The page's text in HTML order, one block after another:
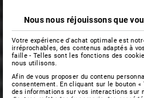
Nous nous réjouissons que
Votre expérience d'achat optimale est
irréprochables, des contenus adaptés à
faille - Telles sont les fonctions des
nous utilisons.
Afin de vous proposer du contenu
consentement. En cliquant sur le bouton
des informations sur vos interactions sur